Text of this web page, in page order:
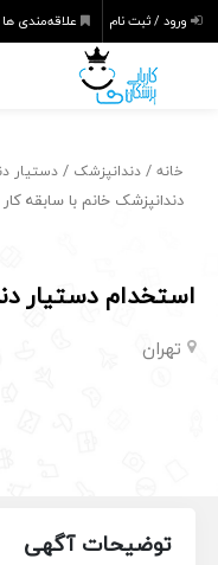
ورود / ثبت نام علاقه‌مندی ها
خانه /دندانپزشک /دستیار
دندانپزشک خانم با سابقه کار
استخدام دستیار
تهران
توضیحات آگهی